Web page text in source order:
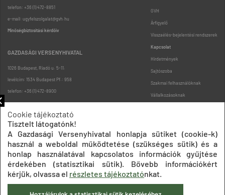
telefon: +36 (1) 472-8851
e-mail: ugyfelszolgalat@gvh.hu
Minőségbiztosítási kérdőív
GAZDASÁGI VERSENYHIVATAL
1026 Budapest, Riadó u. 5-11.
levélcím: 1534 Budapest Pf.: 958
telefon: +36 (1) 472-8900
GVH
Árfigyelő
Visszaélés-bejelentési rendszerek
Kapcsolat
Hirdetmények
Sajtószoba
Szakmai felhasználóknak
Vállalkozásoknak
Oldaltérkép
Cookie tájékoztató
Tisztelt látogatónk!
A Gazdasági Versenyhivatal honlapja sütiket (cookie-k)
használ a weboldal működtetése (szükséges sütik) és a
honlap használatával kapcsolatos információk gyűjtése
érdekében (statisztikai sütik). Bővebb információkért
kérjük, olvassa el részletes tájékoztatónkat.